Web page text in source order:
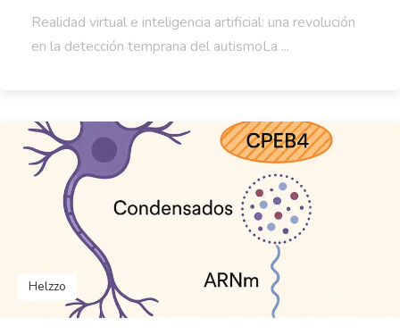
Realidad virtual e inteligencia artificial: una revolución
en la detección temprana del autismoLa ...
Helzzo